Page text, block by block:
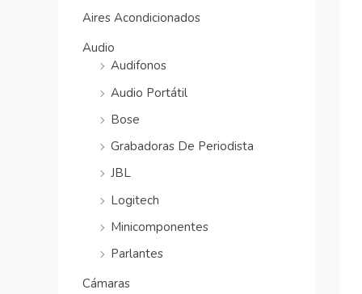
Aires Acondicionados
Audio
Audifonos
Audio Portátil
Bose
Grabadoras De Periodista
JBL
Logitech
Minicomponentes
Parlantes
Cámaras